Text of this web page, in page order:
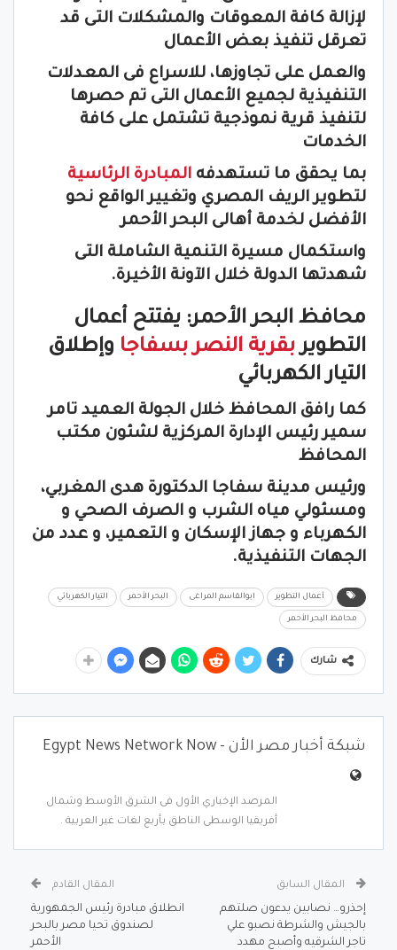
لإزالة كافة المعوقات والمشكلات التى قد
تعرقل تنفيذ بعض الأعمال
والعمل على تجاوزها، للاسراع فى المعدلات
التنفيذية لجميع الأعمال التى تم حصرها
لتنفيذ قرية نموذجية تشتمل على كافة
الخدمات
بما يحقق ما تستهدفه المبادرة الرئاسية
لتطوير الريف المصري وتغيير الواقع نحو
الأفضل لخدمة أهالى البحر الأحمر
واستكمال مسيرة التنمية الشاملة التى
شهدتها الدولة خلال الآونة الأخيرة.
محافظ البحر الأحمر: يفتتح أعمال
التطويربقرية النصر بسفاجا وإطلاق
التيار الكهربائي
كما رافق المحافظ خلال الجولة العميد تامر
سمير رئيس الإدارة المركزية لشئون مكتب
المحافظ
ورئيس مدينة سفاجا الدكتورة هدى المغربي،
ومسئولي مياه الشرب و الصرف الصحي و
الكهرباء و جهاز الإسكان و التعمير، و عدد من
الجهات التنفيذية.
أعمال التطوير ابوالقاسم المراغى البحر الأحمر التيار الكهربائي
محافظ البحر الأحمر
شارك
شبكة أخبار مصر الأن - Egypt News Network Now
المرصد الإخباري الأول فى الشرق الأوسط وشمال
أفريقيا الوسطى الناطق بأربع لغات غير العربية .
المقال السابق
إحذرو… نصابين يدعون صلتهم
بالجيش والشرطة نصبو علي
تاجر الشرقيه وأصبح مهدد
المقال القادم
انطلاق مبادرة رئيس الجمهورية
لصندوق تحيا مصر بالبحر
الأحمر